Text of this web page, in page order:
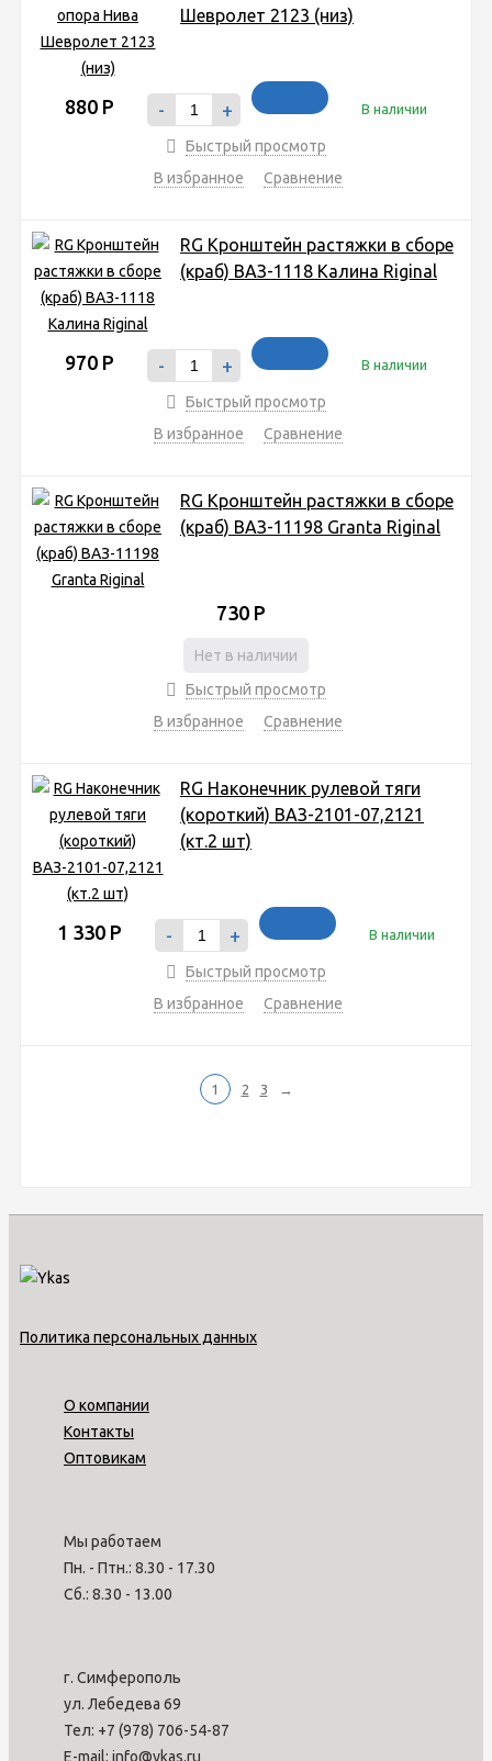
Шевролет 2123 (низ)
880 Р - + В наличии
Быстрый просмотр
В избранное
Сравнение
RG Кронштейн растяжки в сборе
(краб) ВАЗ-1118 Калина Riginal
970 Р - + В наличии
Быстрый просмотр
В избранное
Сравнение
RG Кронштейн растяжки в сборе
(краб) ВАЗ-11198 Granta Riginal
730 Р
Нет в наличии
Быстрый просмотр
В избранное
Сравнение
RG Наконечник рулевой тяги
(короткий) ВАЗ-2101-07,2121
(кт.2 шт)
1 330 Р - + В наличии
Быстрый просмотр
В избранное
Сравнение
1 2 3 →
Политика персональных данных
О компании
Контакты
Оптовикам
Мы работаем
Пн. - Птн.: 8.30 - 17.30
Сб.: 8.30 - 13.00
г. Симферополь
ул. Лебедева 69
Тел: +7 (978) 706-54-87
E-mail: info@ykas.ru